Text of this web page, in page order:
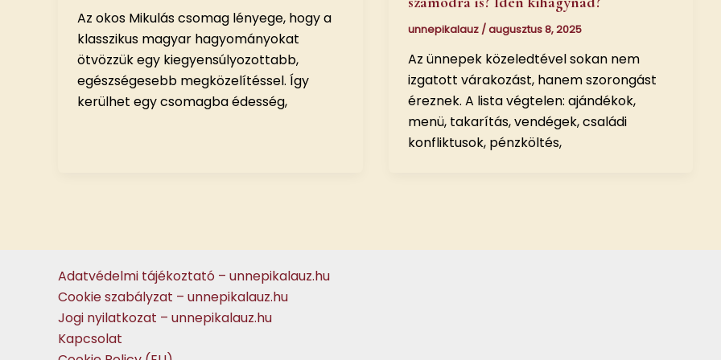
Az okos Mikulás csomag lényege, hogy a
klasszikus magyar hagyományokat
ötvözzük egy kiegyensúlyozottabb,
egészségesebb megközelítéssel. Így
kerülhet egy csomagba édesség,
unnepikalauz /augusztus 8, 2025
Az ünnepek közeledtével sokan nem
izgatott várakozást, hanem szorongást
éreznek. A lista végtelen: ajándékok,
menü, takarítás, vendégek, családi
konfliktusok, pénzköltés,
Adatvédelmi tájékoztató – unnepikalauz.hu
Cookie szabályzat – unnepikalauz.hu
Jogi nyilatkozat – unnepikalauz.hu
Kapcsolat